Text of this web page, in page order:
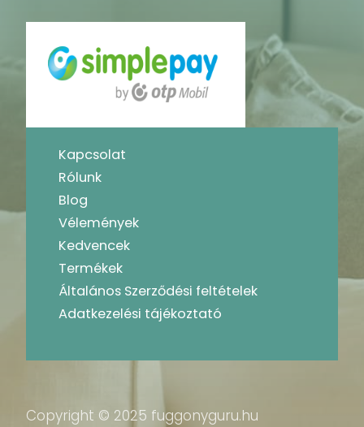
Kapcsolat
Rólunk
Blog
Vélemények
Kedvencek
Termékek
Általános Szerződési feltételek
Adatkezelési tájékoztató
Copyright © 2025 fuggonyguru.hu